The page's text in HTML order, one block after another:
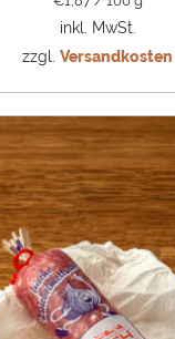
inkl. MwSt.
zzgl. Versandkosten